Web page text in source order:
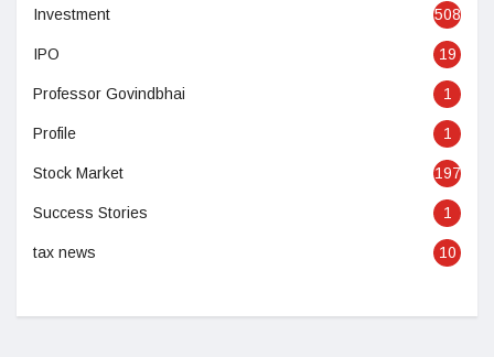
Investment 508
IPO 19
Professor Govindbhai 1
Profile 1
Stock Market 197
Success Stories 1
tax news 10